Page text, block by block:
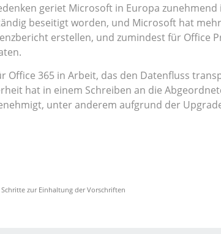
geriet Microsoft in Europa
beseitigt worden, und Microsoft hat
erstellen, und zumindest für Office
Office 365 in Arbeit, das den Datenfluss
hat in einem Schreiben an die
unter anderem aufgrund der
zur Einhaltung der Vorschriften